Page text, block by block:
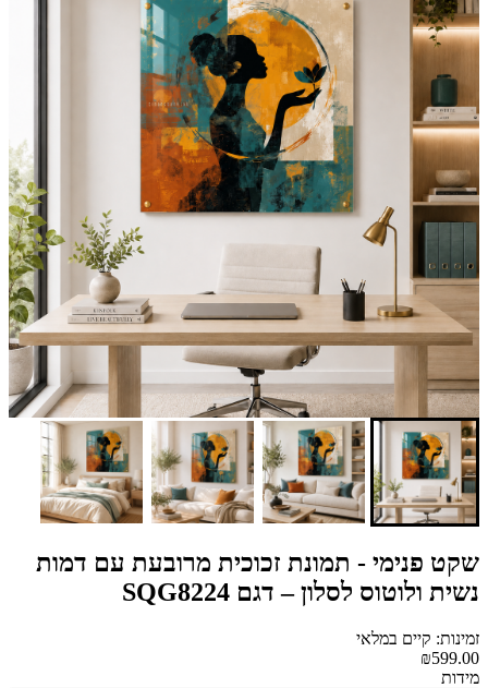
שקט פנימי - תמונת זכוכית מרובעת עם דמות
נשית ולוטוס לסלון – דגם SQG8224
זמינות: קיים במלאי
₪599.00
מידות